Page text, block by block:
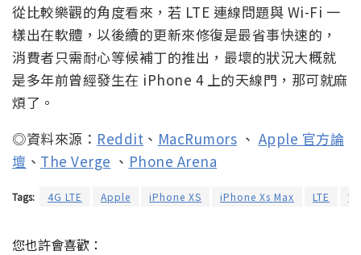
從比較樂觀的角度看來，若 LTE 連線問題與 Wi-Fi 一
樣出在軟體，以後續的更新來修復是最省事快速的，
消費者只需耐心等候補丁的推出，最壞的狀況大概就
是多年前曾經發生在 iPhone 4 上的天線門，那可就麻
煩了。
◎資料來源： Reddit 、 MacRumors 、 Apple 官方論
壇 、 The Verge 、 Phone Arena
Tags: 4G LTE Apple iPhone XS iPhone Xs Max LTE
您也許會喜歡：